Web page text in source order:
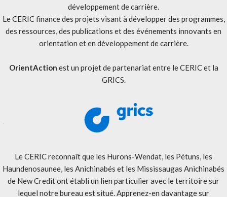
développement de carrière.
Le CERIC finance des projets visant à développer des programmes,
des ressources, des publications et des événements innovants en
orientation et en développement de carrière.
OrientAction est un projet de partenariat entre le CERIC et la
GRICS.
Le CERIC reconnaît que les Hurons-Wendat, les Pétuns, les
Haundenosaunee, les Anichinabés et les Mississaugas Anichinabés
de New Credit ont établi un lien particulier avec le territoire sur
lequel notre bureau est situé. Apprenez-en davantage sur